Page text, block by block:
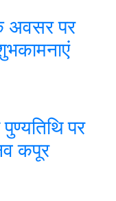
अवसर पर
पर
कपूर